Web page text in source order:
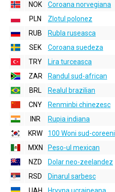
NOK
Coroana norvegiana
PLN
Zlotul polonez
RUB
Rubla ruseasca
SEK
Coroana suedeza
TRY
Lira turceasca
ZAR
Randul sud-african
BRL
Realul brazilian
CNY
Renminbi chinezesc
INR
Rupia indiana
KRW
100 Woni sud-coreeni
MXN
Peso-ul mexican
NZD
Dolar neo-zeelandez
RSD
Dinarul sarbesc